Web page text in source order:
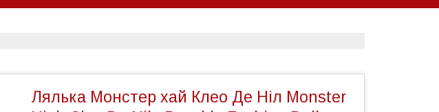
Лялька Монстер хай Клео Де Ніл Monster